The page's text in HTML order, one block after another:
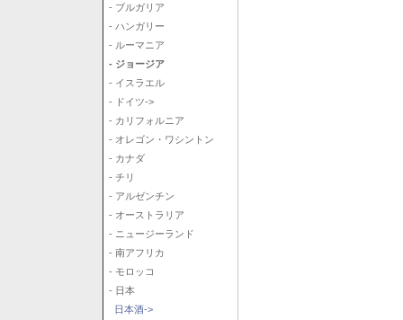
- ブルガリア
- ハンガリー
- ルーマニア
- ジョージア
- イスラエル
- ドイツ->
- カリフォルニア
- オレゴン・ワシントン
- カナダ
- チリ
- アルゼンチン
- オーストラリア
- ニュージーランド
- 南アフリカ
- モロッコ
- 日本
日本酒->